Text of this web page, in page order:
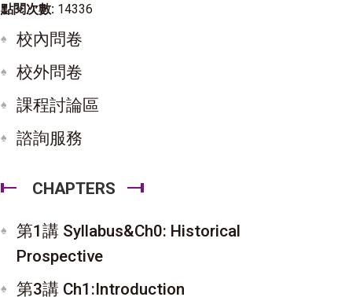
點閱次數: 14336
校內問卷
校外問卷
課程討論區
諮詢服務
CHAPTERS
第1講 Syllabus&Ch0: Historical
Prospective
第3講 Ch1:Introduction